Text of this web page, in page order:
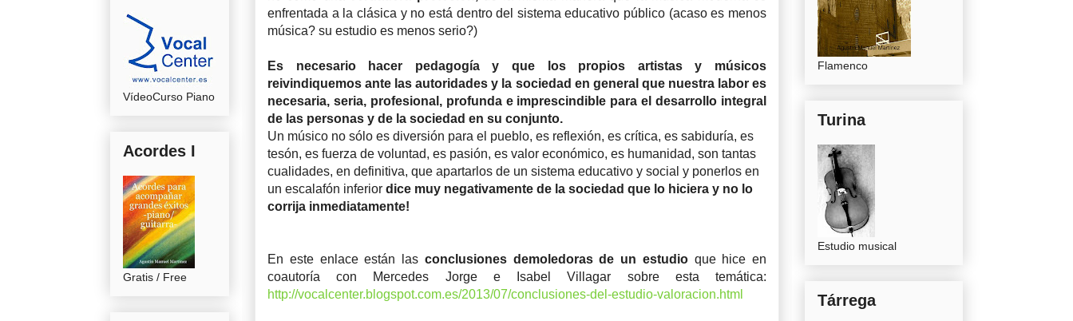
enfrentada a la clásica y no está dentro del sistema educativo público (acaso es menos
música? su estudio es menos serio?)
Es necesario hacer pedagogía y que los propios artistas y músicos
reivindiquemos ante las autoridades y la sociedad en general que nuestra labor es
necesaria, seria, profesional, profunda e imprescindible para el desarrollo integral
de las personas y de la sociedad en su conjunto.
Un músico no sólo es diversión para el pueblo, es reflexión, es crítica, es sabiduría, es
tesón, es fuerza de voluntad, es pasión, es valor económico, es humanidad, son tantas
cualidades, en definitiva, que apartarlos de un sistema educativo y social y ponerlos en
un escalafón inferior dice muy negativamente de la sociedad que lo hiciera y no lo
corrija inmediatamente!
En este enlace están las conclusiones demoledoras de un estudio que hice en
coautoría con Mercedes Jorge e Isabel Villagar sobre esta temática:
http://vocalcenter.blogspot.com.es/2013/07/conclusiones-del-estudio-valoracion.html
VídeoCurso Piano
Acordes I
Gratis / Free
Flamenco
Turina
Estudio musical
Tárrega